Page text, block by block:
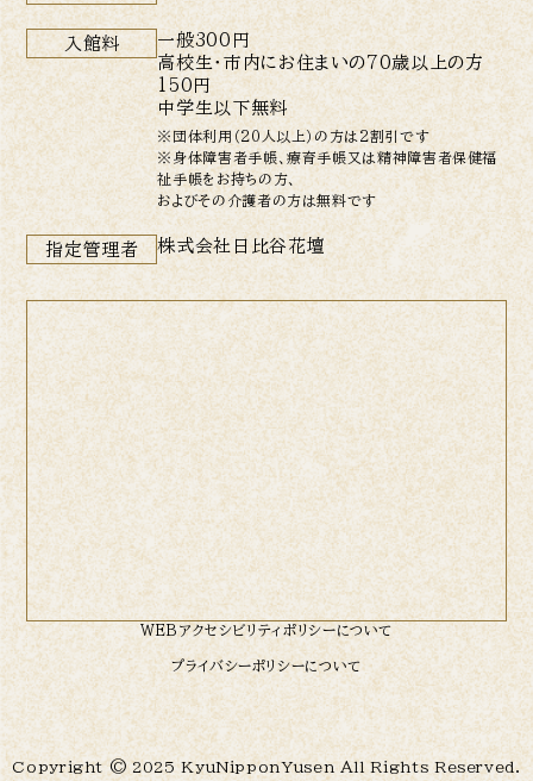
入館料
一般300円
高校生・市内にお住まいの70歳以上の方
150円
中学生以下無料
※団体利用（20人以上）の方は2割引です
※身体障害者手帳、療育手帳又は精神障害者保健福
祉手帳をお持ちの方、
およびその介護者の方は無料です
指定管理者 株式会社日比谷花壇
WEBアクセシビリティポリシーについて
プライバシーポリシーについて
Copyright © 2025 KyuNipponYusen All Rights Reserved.